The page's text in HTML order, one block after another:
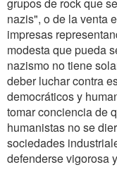
nazis", o de la venta
impresas
modesta que pueda
nazismo no tiene
deber luchar contra
democráticos y
tomar conciencia de
humanistas no se
sociedades
defenderse vigorosa